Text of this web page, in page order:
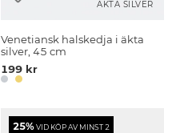
ÄKTA SILVER
Venetiansk halskedja i äkta
silver, 45 cm
199 kr
25%VID KÖP AV MINST 2